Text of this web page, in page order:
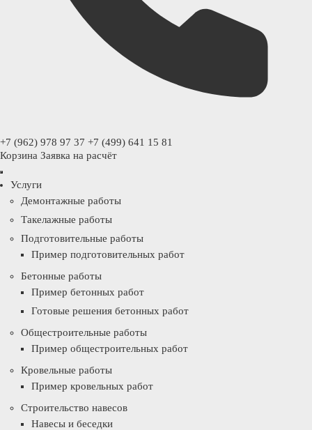
+7 (962) 978 97 37 +7 (499) 641 15 81
Корзина Заявка на расчёт
Услуги
Демонтажные работы
Такелажные работы
Подготовительные работы
Пример подготовительных работ
Бетонные работы
Пример бетонных работ
Готовые решения бетонных работ
Общестроительные работы
Пример общестроительных работ
Кровельные работы
Пример кровельных работ
Строительство навесов
Навесы и беседки